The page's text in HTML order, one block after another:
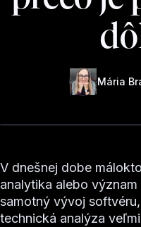
Mária
V dnešnej dobe
analytika alebo
samotný vývoj
technická analýza